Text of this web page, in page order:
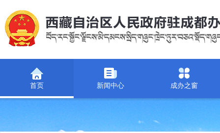
首页 新闻中心 成办之窗